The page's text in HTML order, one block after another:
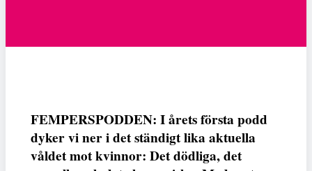
FEMPERSPODDEN: I årets första podd
dyker vi ner i det ständigt lika aktuella
våldet mot kvinnor: Det dödliga, det